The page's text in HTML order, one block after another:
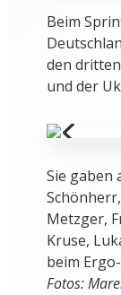
Beim
den
und der
Sie gaben
Metzger,
Kruse,
beim
Fotos: